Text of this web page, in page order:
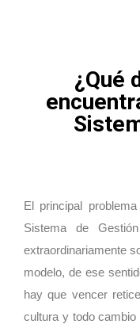
¿Qué
El principal
Sistema de
extraordinariamente
modelo, de ese
hay que vencer
cultura y todo